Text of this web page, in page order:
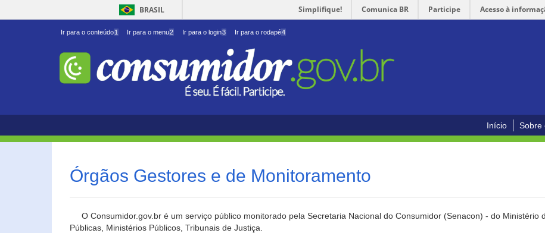
BRASIL Simplifique! Comunica BR Participe Acesso à
Ir para o conteúdo1 Ir para o menu2 Ir para o login3 Ir para o rodapé4
Início Sobre
Órgãos Gestores e de Monitoramento
O Consumidor.gov.br é um serviço público monitorado pela Secretaria Nacional do Consumidor (Senacon) - do Ministério
Públicas, Ministérios Públicos, Tribunais de Justiça.